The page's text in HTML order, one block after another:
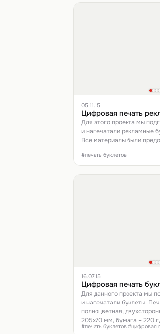
05.11.15
Цифровая печать
Для этого проекта мы
и напечатали рекламные
Все материалы были
#печать буклетов
16.07.15
Цифровая печать
Для данного проекта мы
и напечатали буклеты.
полноцветная,
205х70 мм, бумага – 220
#печать буклетов #цифровая